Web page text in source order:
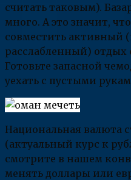
считать таковым).
много. А это значит,
совместить активный
расслабленный)
Готовьте запасной
уехать с пустыми
Национальная валюта
(актуальный курс к
смотрите в нашем
менять доллары или